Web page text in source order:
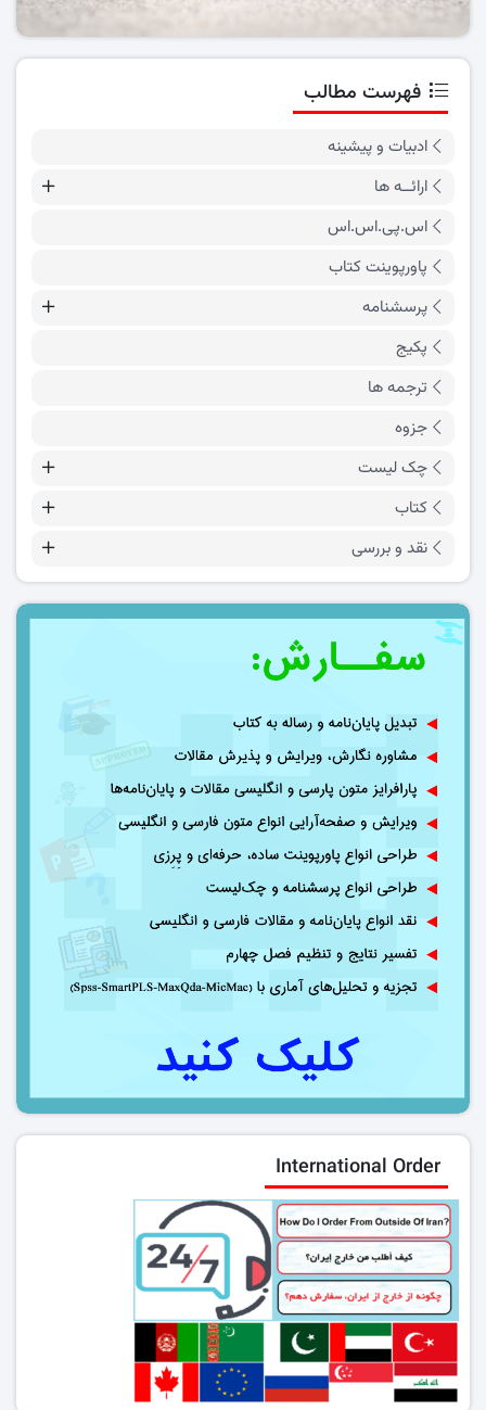
فهرست مطالب
ادبیات و پیشینه
ارائــه ها
اس.پی.اس.اس
پاورپوینت کتاب
پرسشنامه
پکیج
ترجمه ها
جزوه
چک لیست
کتاب
نقد و بررسی
International Order